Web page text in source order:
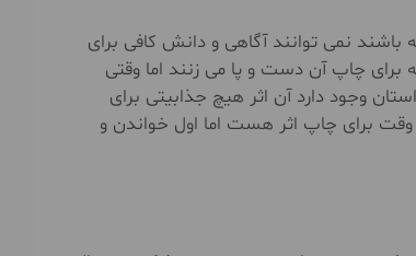
باشند نمی توانند آگاهی و دانش کافی برای
چاپ آن دست و پا می زنند اما وقتی
وجود دارد آن اثر هیچ جذابیتی برای
برای چاپ اثر هست اما اول خواندن و